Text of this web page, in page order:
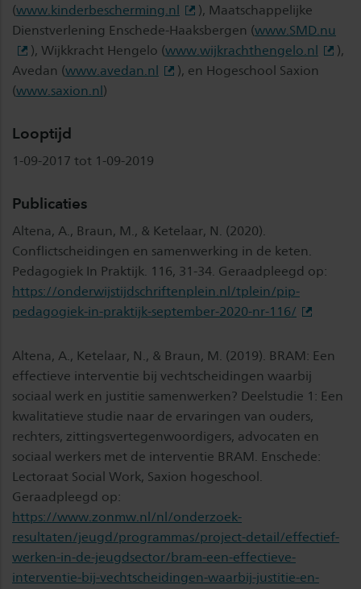
(www.kinderbescherming.nl
), Maatschappelijke
Dienstverlening Enschede-Haaksbergen (www.SMD.nu
), Wijkkracht Hengelo (www.wijkrachthengelo.nl
),
Avedan (www.avedan.nl
), en Hogeschool Saxion
(www.saxion.nl)
Looptijd
1-09-2017 tot 1-09-2019
Publicaties
Altena, A., Braun, M., & Ketelaar, N. (2020).
Conflictscheidingen en samenwerking in de keten.
Pedagogiek In Praktijk. 116, 31-34. Geraadpleegd op:
https://onderwijstijdschriftenplein.nl/tplein/pip-
pedagogiek-in-praktijk-september-2020-nr-116/
Altena, A., Ketelaar, N., & Braun, M. (2019). BRAM: Een
effectieve interventie bij vechtscheidingen waarbij
sociaal werk en justitie samenwerken? Deelstudie 1: Een
kwalitatieve studie naar de ervaringen van ouders,
rechters, zittingsvertegenwoordigers, advocaten en
sociaal werkers met de interventie BRAM. Enschede:
Lectoraat Social Work, Saxion hogeschool.
Geraadpleegd op:
https://www.zonmw.nl/nl/onderzoek-
resultaten/jeugd/programmas/project-detail/effectief-
werken-in-de-jeugdsector/bram-een-effectieve-
interventie-bij-vechtscheidingen-waarbij-justitie-en-